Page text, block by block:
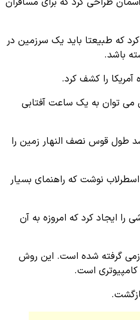
که طبیعتا باید یک سرزمین در
باشد.
می توان به یک ساعت آفتابی
طول قوس نصف النهار زمین را
اسطرلاب نوشت که راهنمای بسیار
ایجاد کرد که امروزه به آن
گرفته شده است. این روش
است.